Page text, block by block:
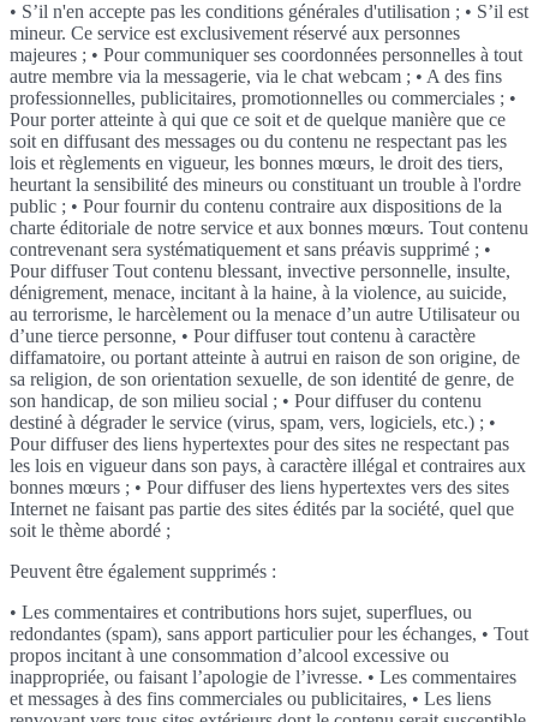
• S’il n'en accepte pas les conditions générales d'utilisation ; • S’il est
mineur. Ce service est exclusivement réservé aux personnes
majeures ; • Pour communiquer ses coordonnées personnelles à tout
autre membre via la messagerie, via le chat webcam ; • A des fins
professionnelles, publicitaires, promotionnelles ou commerciales ; •
Pour porter atteinte à qui que ce soit et de quelque manière que ce
soit en diffusant des messages ou du contenu ne respectant pas les
lois et règlements en vigueur, les bonnes mœurs, le droit des tiers,
heurtant la sensibilité des mineurs ou constituant un trouble à l'ordre
public ; • Pour fournir du contenu contraire aux dispositions de la
charte éditoriale de notre service et aux bonnes mœurs. Tout contenu
contrevenant sera systématiquement et sans préavis supprimé ; •
Pour diffuser Tout contenu blessant, invective personnelle, insulte,
dénigrement, menace, incitant à la haine, à la violence, au suicide,
au terrorisme, le harcèlement ou la menace d’un autre Utilisateur ou
d’une tierce personne, • Pour diffuser tout contenu à caractère
diffamatoire, ou portant atteinte à autrui en raison de son origine, de
sa religion, de son orientation sexuelle, de son identité de genre, de
son handicap, de son milieu social ; • Pour diffuser du contenu
destiné à dégrader le service (virus, spam, vers, logiciels, etc.) ; •
Pour diffuser des liens hypertextes pour des sites ne respectant pas
les lois en vigueur dans son pays, à caractère illégal et contraires aux
bonnes mœurs ; • Pour diffuser des liens hypertextes vers des sites
Internet ne faisant pas partie des sites édités par la société, quel que
soit le thème abordé ;
Peuvent être également supprimés :
• Les commentaires et contributions hors sujet, superflues, ou
redondantes (spam), sans apport particulier pour les échanges, • Tout
propos incitant à une consommation d’alcool excessive ou
inappropriée, ou faisant l’apologie de l’ivresse. • Les commentaires
et messages à des fins commerciales ou publicitaires, • Les liens